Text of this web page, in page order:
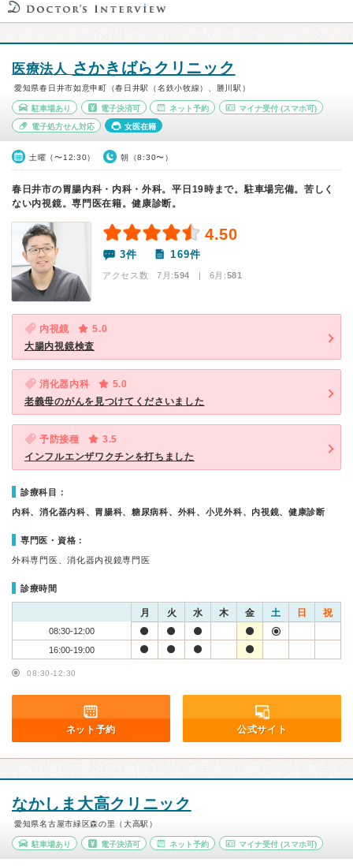
医療法人 さかきばらクリニック
愛知県春日井市如意申町（春日井駅（名鉄小牧線）、勝川駅）
駐車場あり 電子決済可 ネット予約 マイナ受付 (スマホ可)
電子処方せん対応 女医在籍
土曜（〜12:30） 朝（8:30〜）
春日井市の胃腸内科・内科・外科。平日19時まで。駐車場完備。苦しく
ない内視鏡。専門医在籍。健康診断。
4.50
3件 169件
アクセス数 7月:594 | 6月:581
内視鏡
5.0
大腸内視鏡検査
消化器内科
5.0
老義母のがんを見つけてくださいました
予防接種
3.5
インフルエンザワクチンを打ちました
診療科目：
内科、消化器内科、胃腸科、糖尿病科、外科、小児外科、内視鏡、健康診断
専門医・資格：
外科専門医、消化器内視鏡専門医
診療時間
月 火 水 木 金 土 日 祝
08:30-12:00
16:00-19:00
08:30-12:30
ネット予約 公式サイト
なかしま大高クリニック
愛知県名古屋市緑区森の里（大高駅）
駐車場あり 電子決済可 ネット予約 マイナ受付 (スマホ可)